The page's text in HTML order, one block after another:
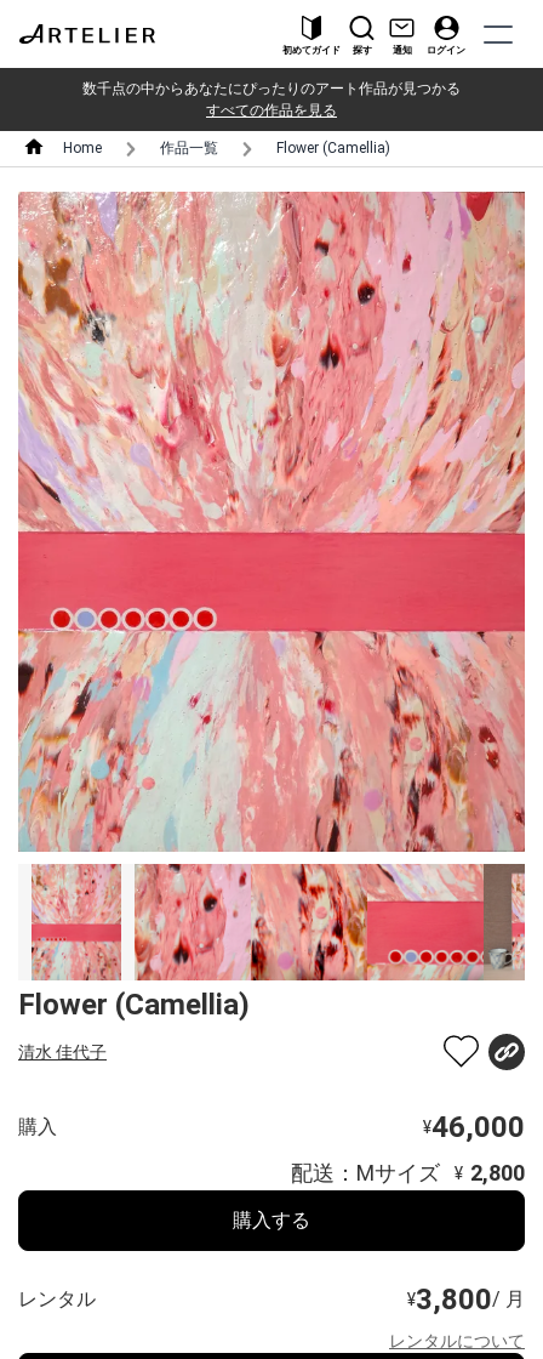
初めてガイド 探す 通知 ログイン
数千点の中からあなたにぴったりのアート作品が見つかる
すべての作品を見る
Home 作品一覧 Flower (Camellia)
Flower (Camellia)
清水 佳代子
購入 ¥46,000
配送：Mサイズ ¥ 2,800
購入する
レンタル ¥3,800/ 月
レンタルについて